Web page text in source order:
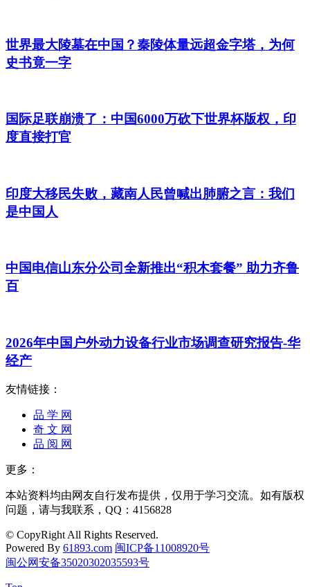
世界最大陵墓在中国？秦陵体量远超金字塔，为何
史书竟一字
国际足联崩溃了：中国6000万砍下世界杯版权，印
度直接打官
印度大移民失败，藏南人民曾喊出肺腑之言：我们
是中国人
中国电信山东分公司全新推出“积木套餐” 助力齐鲁
百
2026年中国户外动力设备行业市场调查研究报告-华
经产
友情链接：
品 学 网
奇 文 网
品 阅 网
更多：
本站资料均由网友自行发布提供，仅用于学习交流。如有版权
问题，请与我联系，QQ：4156828
© CopyRight All Rights Reserved.
Powered By 61893.com 闽ICP备11008920号
闽公网安备35020302035593号